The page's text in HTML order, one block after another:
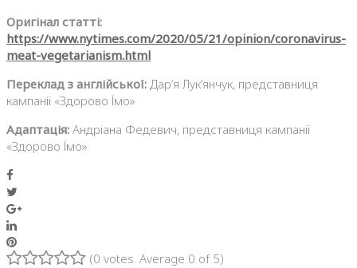
Оригінал статті:
https://www.nytimes.com/2020/05/21/opinion/coronavirus-
meat-vegetarianism.html
Переклад з англійської: Дар’я Лук’янчук, представниця
кампанії «Здорово Їмо»
Адаптація: Андріана Федевич, представниця кампанії
«Здорово Їмо»
Google+
LinkedIn
Pinterest
(0 votes. Average 0 of 5)